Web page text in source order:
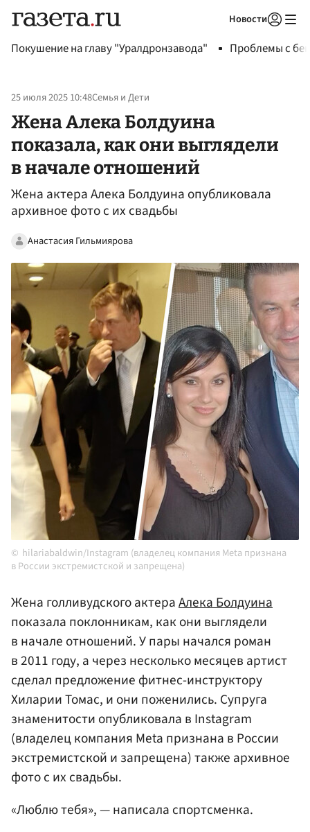
Новости
Покушение на главу "Уралдронзавода" Проблемы с
25 июля 2025 10:48Семья и Дети
Жена Алека Болдуина
показала, как они выглядели
в начале отношений
Жена актера Алека Болдуина опубликовала
архивное фото с их свадьбы
Анастасия Гильмиярова
hilariabaldwin/Instagram (владелец компания Meta признана
в России экстремистской и запрещена)
Жена голливудского актераАлека Болдуина
показала поклонникам, как они выглядели
в начале отношений. У пары начался роман
в 2011 году, а через несколько месяцев артист
сделал предложение фитнес-инструктору
Хиларии Томас, и они поженились. Супруга
знаменитости опубликовала в Instagram
(владелец компания Meta признана в России
экстремистской и запрещена) также архивное
фото с их свадьбы.
«Люблю тебя», — написала спортсменка.